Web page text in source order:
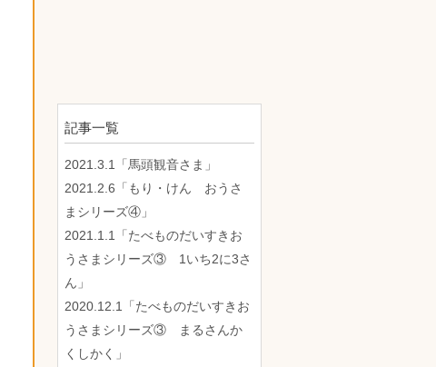
記事一覧
2021.3.1「馬頭観音さま」
2021.2.6「もり・けん おうさ
まシリーズ④」
2021.1.1「たべものだいすきお
うさまシリーズ③ 1いち2に3さ
ん」
2020.12.1「たべものだいすきお
うさまシリーズ③ まるさんか
くしかく」